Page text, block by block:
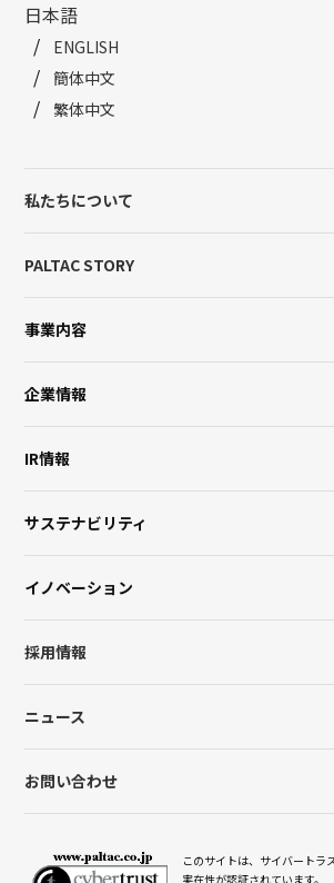
日本語
ENGLISH
簡体中文
繁体中文
私たちについて
PALTAC STORY
事業内容
企業情報
IR情報
サステナビリティ
イノベーション
採用情報
ニュース
お問い合わせ
このサイトは、サイバートラ
実在性が認証されています。